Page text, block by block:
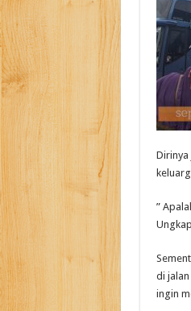
Dirinya
”
di
ingin